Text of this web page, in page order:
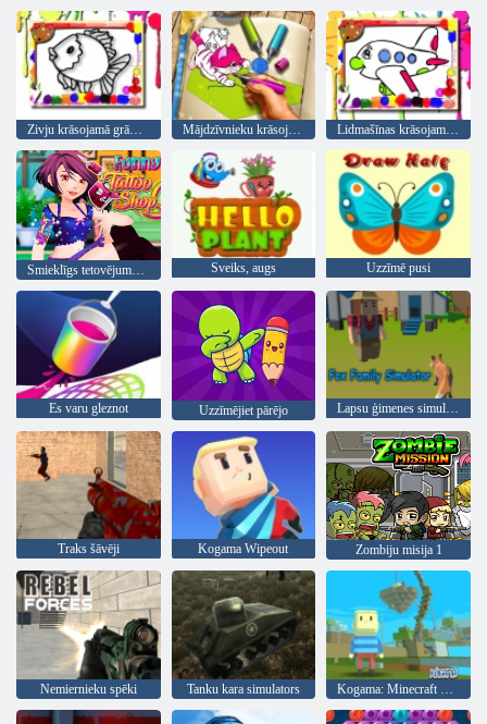
Zivju krāsojamā grāmata Mājdzīvnieku krāsojamā grāmata Lidmašīnas krāsojamā grāmata
Sveiks, augs Uzzīmē pusi
Es varu gleznot Uzzīmējiet pārējo Lapsu ģimenes simulators
Traks šāvēji Kogama Wipeout Zombiju misija 1
Nemiernieku spēki Tanku kara simulators Kogama: Minecraft Sky Land